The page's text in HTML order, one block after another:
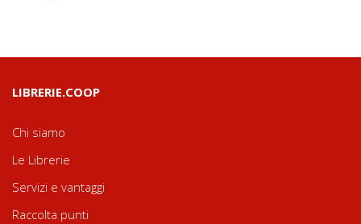
LIBRERIE.COOP
Chi siamo
Le Librerie
Servizi e vantaggi
Raccolta punti